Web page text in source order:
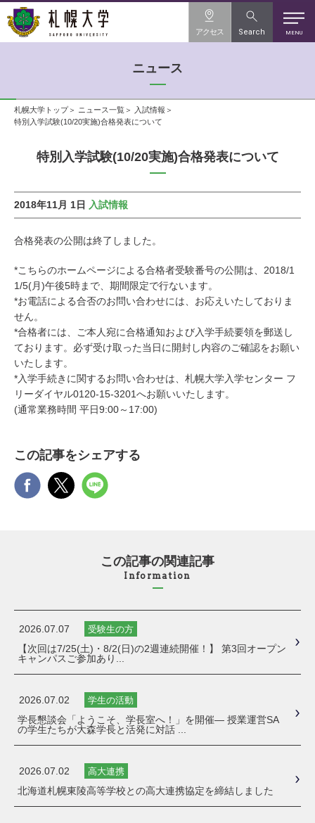
MENU
アクセス Search
ニュース
札幌大学トップ ニュース一覧
入試情報
特別入学試験(10/20実施)合格発表について
特別入学試験(10/20実施)合格発表について
2018年11月 1日 入試情報
合格発表の公開は終了しました。
*こちらのホームページによる合格者受験番号の公開は、2018/1
1/5(月)午後5時まで、期間限定で行ないます。
*お電話による合否のお問い合わせには、お応えいたしておりま
せん。
*合格者には、ご本人宛に合格通知および入学手続要領を郵送し
ております。必ず受け取った当日に開封し内容のご確認をお願い
いたします。
*入学手続きに関するお問い合わせは、札幌大学入学センター フ
リーダイヤル0120-15-3201へお願いいたします。
(通常業務時間 平日9:00～17:00)
この記事をシェアする
この記事の関連記事
Information
2026.07.07 受験生の方
【次回は7/25(土)・8/2(日)の2週連続開催！】 第3回オープン
キャンパスご参加あり...
2026.07.02 学生の活動
学長懇談会「ようこそ、学長室へ！」を開催― 授業運営SA
の学生たちが大森学長と活発に対話 ...
2026.07.02 高大連携
北海道札幌東陵高等学校との高大連携協定を締結しました